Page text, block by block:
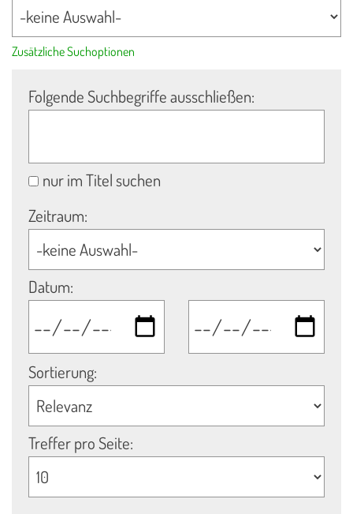
Zusätzliche Suchoptionen
Folgende Suchbegriffe ausschließen:
nur im Titel suchen
Zeitraum:
Datum:
Sortierung:
Treffer pro Seite: